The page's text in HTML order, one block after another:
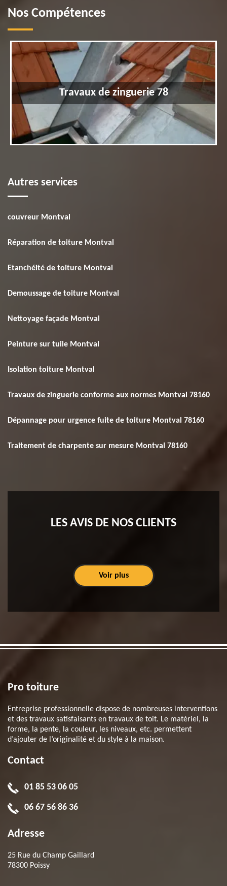
Nos Compétences
Travaux de zinguerie 78
Autres services
couvreur Montval
Réparation de toiture Montval
Etanchéité de toiture Montval
Demoussage de toiture Montval
Nettoyage façade Montval
Peinture sur tuile Montval
Isolation toiture Montval
Travaux de zinguerie conforme aux normes Montval 78160
Dépannage pour urgence fuite de toiture Montval 78160
Traitement de charpente sur mesure Montval 78160
LES AVIS DE NOS CLIENTS
Voir plus
Pro toiture
Entreprise professionnelle dispose de nombreuses interventions
et des travaux satisfaisants en travaux de toit. Le matériel, la
forme, la pente, la couleur, les niveaux, etc. permettent
d’ajouter de l’originalité et du style à la maison.
Contact
01 85 53 06 05
06 67 56 86 36
Adresse
25 Rue du Champ Gaillard
78300 Poissy